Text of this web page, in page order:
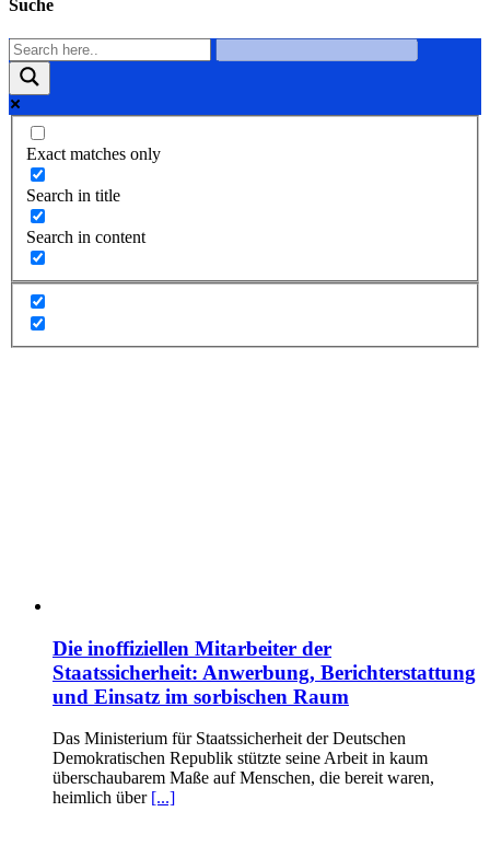
Suche
Exact matches only
Search in title
Search in content
Die inoffiziellen Mitarbeiter der
Staatssicherheit: Anwerbung, Berichterstattung
und Einsatz im sorbischen Raum
Das Ministerium für Staatssicherheit der Deutschen
Demokratischen Republik stützte seine Arbeit in kaum
überschaubarem Maße auf Menschen, die bereit waren,
heimlich über [...]